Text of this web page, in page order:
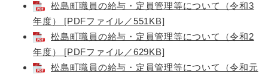
松島町職員の給与・定員管理等について（令和3
年度） [PDFファイル／551KB]
松島町職員の給与・定員管理等について（令和2
年度） [PDFファイル／629KB]
松島町職員の給与・定員管理等について（令和元